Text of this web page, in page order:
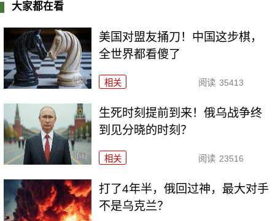
大家都在看
美国对盟友捅刀！中国这步棋，
全世界都看傻了
相关 阅读 35413
生死时刻提前到来！俄乌战争终
到见分晓的时刻？
相关 阅读 23516
打了4年半，俄回过神，最大对手
不是乌克兰？